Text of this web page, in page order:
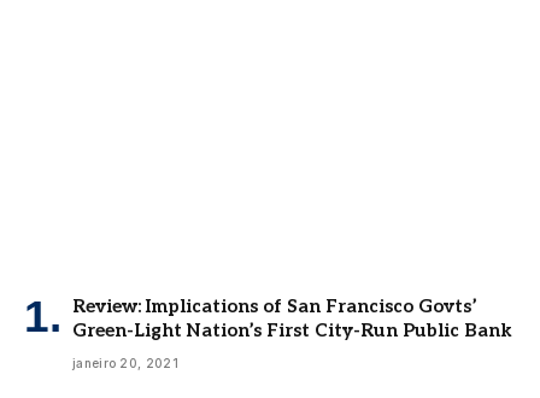
Review: Implications of San Francisco Govts’
Green-Light Nation’s First City-Run Public Bank
janeiro 20, 2021